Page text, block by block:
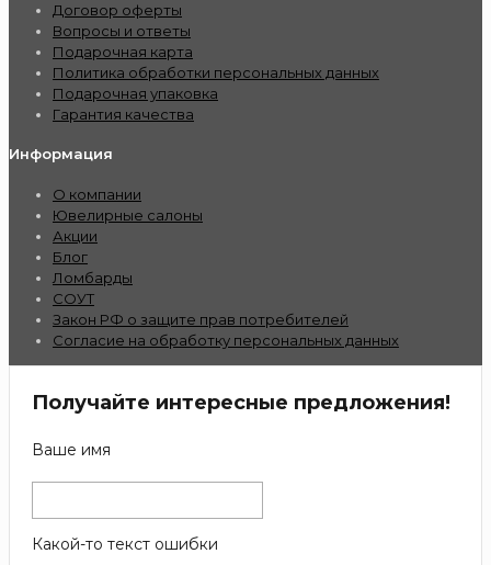
Договор оферты
Вопросы и ответы
Подарочная карта
Политика обработки персональных данных
Подарочная упаковка
Гарантия качества
Информация
О компании
Ювелирные салоны
Акции
Блог
Ломбарды
СОУТ
Закон РФ о защите прав потребителей
Согласие на обработку персональных данных
Получайте интересные предложения!
Ваше имя
Какой-то текст ошибки